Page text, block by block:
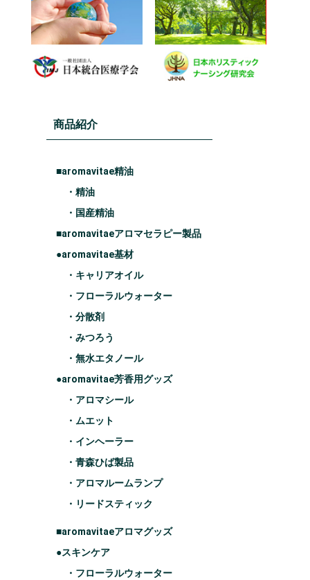
商品紹介
■aromavitae精油
・精油
・国産精油
■aromavitaeアロマセラピー製品
●aromavitae基材
・キャリアオイル
・フローラルウォーター
・分散剤
・みつろう
・無水エタノール
●aromavitae芳香用グッズ
・アロマシール
・ムエット
・インヘーラー
・青森ひば製品
・アロマルームランプ
・リードスティック
■aromavitaeアロマグッズ
●スキンケア
・フローラルウォーター